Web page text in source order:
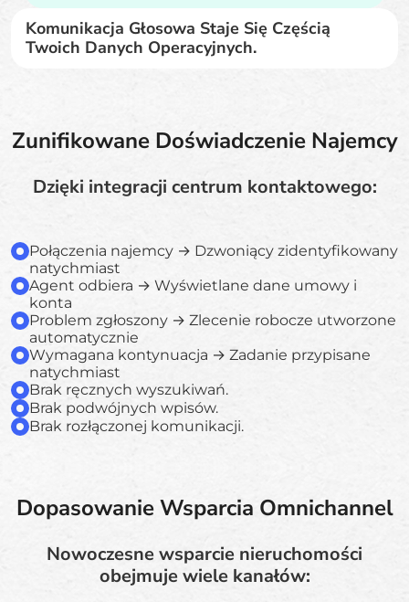
Komunikacja Głosowa Staje Się Częścią
Twoich Danych Operacyjnych.
Zunifikowane Doświadczenie Najemcy
Dzięki integracji centrum kontaktowego:
Połączenia najemcy → Dzwoniący zidentyfikowany
natychmiast
Agent odbiera → Wyświetlane dane umowy i
konta
Problem zgłoszony → Zlecenie robocze utworzone
automatycznie
Wymagana kontynuacja → Zadanie przypisane
natychmiast
Brak ręcznych wyszukiwań.
Brak podwójnych wpisów.
Brak rozłączonej komunikacji.
Dopasowanie Wsparcia Omnichannel
Nowoczesne wsparcie nieruchomości
obejmuje wiele kanałów: